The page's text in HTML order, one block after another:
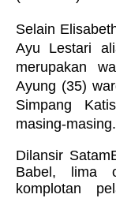
Selain
Ayu Lestari
merupakan
Ayung (35)
Simpang
masing-masing.
Dilansir
Babel, lima
komplotan